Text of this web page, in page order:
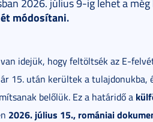
2026. július 9-ig lehet a még
módosítani.
van idejük, hogy feltöltsék az E-
15. után kerültek a tulajdonukba,
belőlük. Ez a határidő a
2026. július 15., romániai